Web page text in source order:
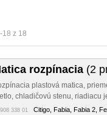
18 z 18
rozpínacia (2
plastová matica,
chladičovú stenu, riadiacu
338 01 Citigo, Fabia, Fabia 2,